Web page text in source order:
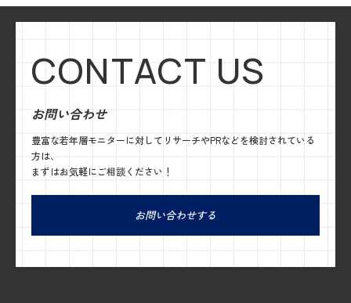
CONTACT US
お問い合わせ
豊富な若年層モニターに対してリサーチやPRなどを検討されている
方は、
まずはお気軽にご相談ください！
お問い合わせする